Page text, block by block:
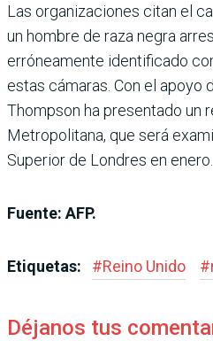
Las organizaciones citan el
un hombre de raza negra
erróneamente identificado
estas cámaras. Con el apoyo
Thompson ha presentado un
Metropolitana, que será
Superior de Londres en enero.
Fuente: AFP.
Etiquetas: #Reino Unido #
Déjanos tus